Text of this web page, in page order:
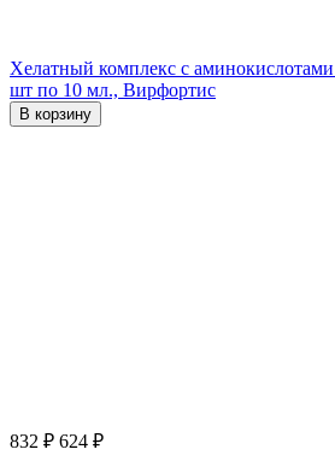
Хелатный комплекс с
шт по 10 мл., Вирфортис
В корзину
832 ₽ 624 ₽